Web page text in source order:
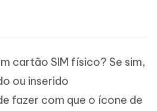
cartão SIM físico? Se sim,
ou inserido
fazer com que o ícone de